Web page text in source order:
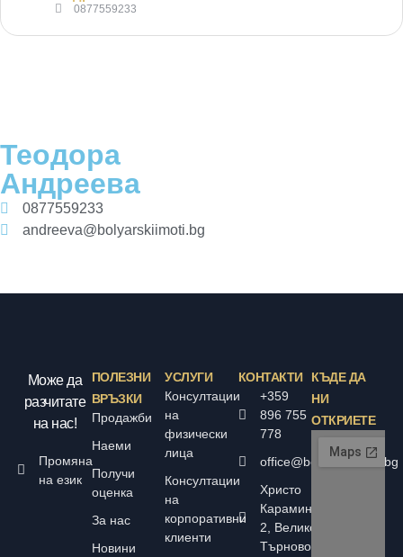
0877559233
Теодора
Андреева
0877559233
andreeva@bolyarskiimoti.bg
Може да
разчитате
на нас!
Промяна
на език
ПОЛЕЗНИ
ВРЪЗКИ
Продажби
Наеми
Получи
оценка
За нас
Новини
УСЛУГИ
Консултации
на
физически
лица
Консултации
на
корпоративни
клиенти
КОНТАКТИ
+359
896 755
778
office@bolyarskiimoti.bg
Христо
Караминков
2, Велико
Търново
КЪДЕ ДА
НИ
ОТКРИЕТЕ